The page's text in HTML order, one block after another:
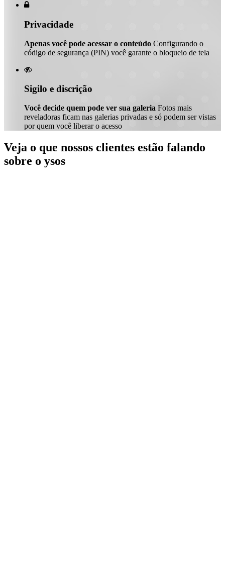

Privacidade
Apenas você pode acessar o conteúdo Configurando o
código de segurança (PIN) você garante o bloqueio de tela

Sigilo e discrição
Você decide quem pode ver sua galeria Fotos mais
reveladoras ficam nas galerias privadas e só podem ser vistas
por quem você liberar o acesso
Veja o que nossos clientes estão falando
sobre o ysos